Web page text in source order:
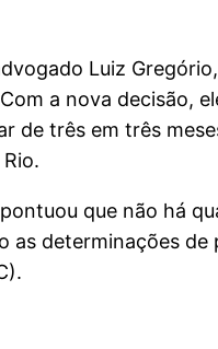
Luiz
a nova decisão,
de três em três
pontuou que não há
as determinações